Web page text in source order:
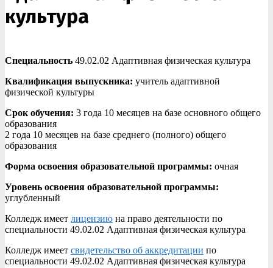
культура
Специальность 49.02.02 Адаптивная физическая культура
Квалификация выпускника: учитель адаптивной
физической культуры
Срок обучения: 3 года 10 месяцев на базе основного общего
образования
2 года 10 месяцев на базе среднего (полного) общего
образования
Форма освоения образовательной программы: очная
Уровень освоения образовательной программы:
углубленный
Колледж имеет лицензию на право деятельности по
специальности 49.02.02 Адаптивная физическая культура
Колледж имеет свидетельство об аккредитации по
специальности 49.02.02 Адаптивная физическая культура